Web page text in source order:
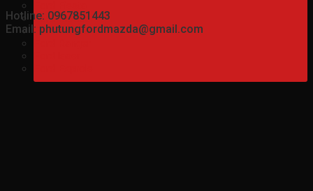
Ford Modeo
Ford Transit
Hotline: 0967851443
Email: phutungfordmazda@gmail.com